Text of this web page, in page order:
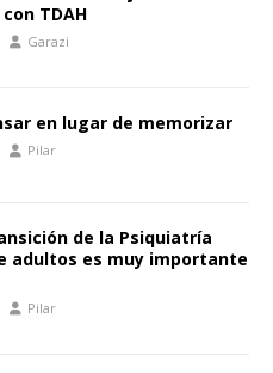
TDAH
Garazi
en lugar de memorizar
Pilar
de la Psiquiatría
adultos es muy importante
Pilar